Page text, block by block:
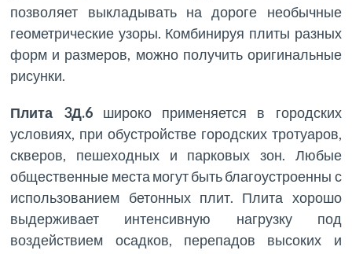
позволяет выкладывать на дороге необычные
геометрические узоры. Комбинируя плиты разных
форм и размеров, можно получить оригинальные
рисунки.
Плита 3Д.6широко применяется в городских
условиях, при обустройстве городских тротуаров,
скверов, пешеходных и парковых зон. Любые
общественные места могут быть благоустроенны с
использованием бетонных плит. Плита хорошо
выдерживает интенсивную нагрузку под
воздействием осадков, перепадов высоких и